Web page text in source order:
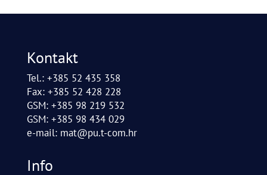
Kontakt
Tel.: +385 52 435 358
Fax: +385 52 428 228
GSM: +385 98 219 532
GSM: +385 98 434 029
e-mail: mat@pu.t-com.hr
Info